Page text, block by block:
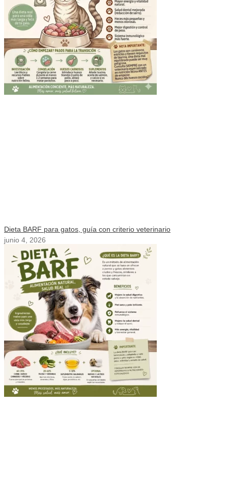
Dieta BARF para gatos, guía con criterio veterinario
junio 4, 2026